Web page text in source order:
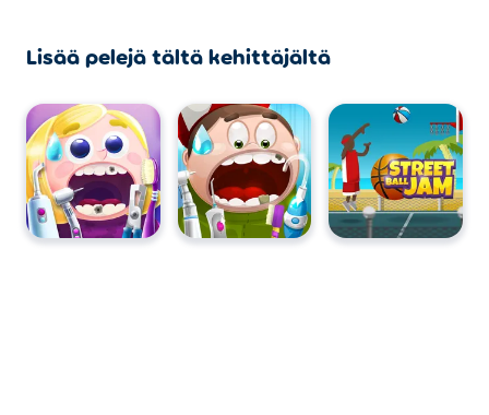
Lisää pelejä tältä kehittäjältä